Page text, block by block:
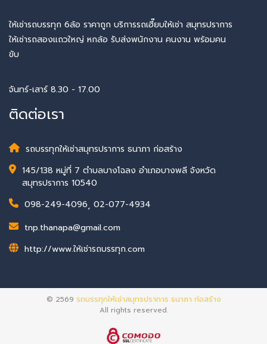
ให้เช่ารถบรรทุก 6ล้อ ราคาถูก บริการรถเฮี๊ยบให้เช่า สมุทรปราการ
ให้เช่ารถสองแถวใหญ่ หกล้อ รับส่งพนักงาน คนงาน พร้อมคน
ขับ
จันทร์-เสาร์ 8.30 - 17.00
ติดต่อเรา
รถบรรทุกให้เช่าสมุทรปราการ ธนาภา ก่อสร้าง
145/138 หมู่ที่ 7 ตำบลบางโฉลง อำเภอบางพลี จังหวัด
สมุทรปราการ 10540
098-249-4096, 02-077-4934
tnp.thanapa@gmail.com
http://www.ให้เช่ารถบรรทุก.com
© 2569 รถบรรทุกให้เช่าสมุทรปราการ ธนาภา ก่อสร้าง
All rights reserved.